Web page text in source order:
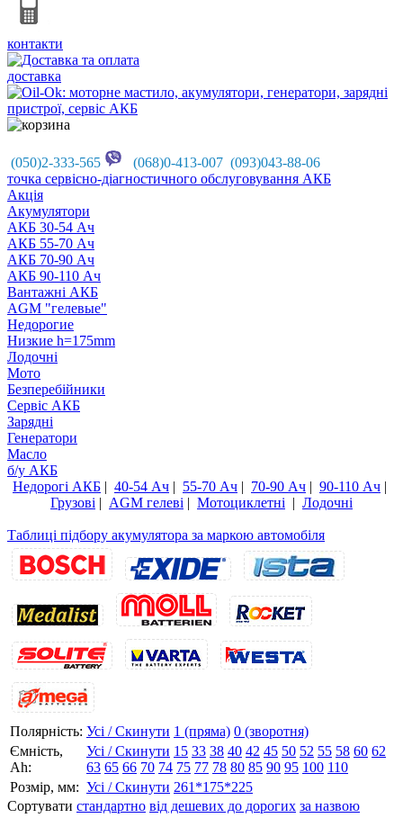
контакти
доставка
(050)2-333-565
(068)0-413-007 (093)043-88-06
точка сервісно-діагностичного обслуговування АКБ
Акцiя
Акумулятори
АКБ 30-54 Ач
АКБ 55-70 Ач
АКБ 70-90 Ач
АКБ 90-110 Ач
Вантажні АКБ
AGM "гелевые"
Недорогие
Низкие h=175mm
Лодочні
Мото
Безперебійники
Сервiс АКБ
Зарядні
Генератори
Масло
б/у АКБ
Недорогі АКБ | 40-54 Ач | 55-70 Ач | 70-90 Ач | 90-110 Ач |
Грузові | AGM гелеві | Мотоциклетні | Лодочні
Таблиці підбору акумулятора за маркою автомобіля
Полярність: Усі / Скинути 1 (пряма) 0 (зворотня)
Ємність,
Аh:
Усі / Скинути 15 33 38 40 42 45 50 52 55 58 60 62
63 65 66 70 74 75 77 78 80 85 90 95 100 110
Розмір, мм: Усі / Скинути 261*175*225
Сортувати стандартно від дешевих до дорогих за назвою